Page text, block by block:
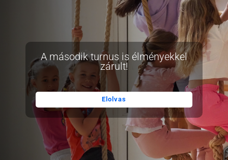
A második turnus is élményekkel
zárult!
Elolvas